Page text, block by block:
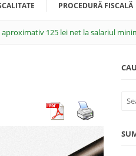
PROCEDURĂ FISCALĂ
125 lei net la salariul